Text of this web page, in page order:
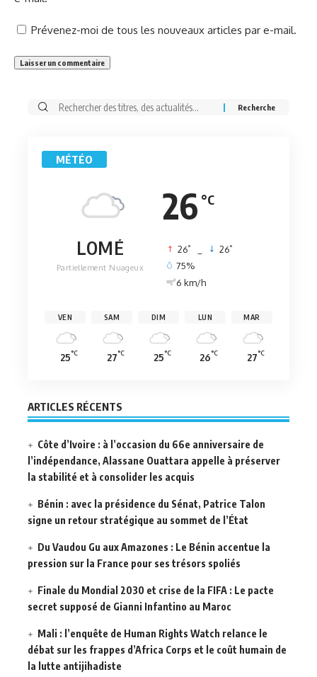
Prévenez-moi de tous les nouveaux articles par e-mail.
Rechercher:
MÉTÉO
26 °C
LOMÉ
Partiellement Nuageux
26° 26°
75%
6 km/h
VEN
25°C
SAM
27°C
DIM
25°C
LUN
26°C
MAR
27°C
ARTICLES RÉCENTS
Côte d’Ivoire : à l’occasion du 66e anniversaire de
l’indépendance, Alassane Ouattara appelle à préserver
la stabilité et à consolider les acquis
Bénin : avec la présidence du Sénat, Patrice Talon
signe un retour stratégique au sommet de l’État
Du Vaudou Gu aux Amazones : Le Bénin accentue la
pression sur la France pour ses trésors spoliés
Finale du Mondial 2030 et crise de la FIFA : Le pacte
secret supposé de Gianni Infantino au Maroc
Mali : l’enquête de Human Rights Watch relance le
débat sur les frappes d’Africa Corps et le coût humain de
la lutte antijihadiste